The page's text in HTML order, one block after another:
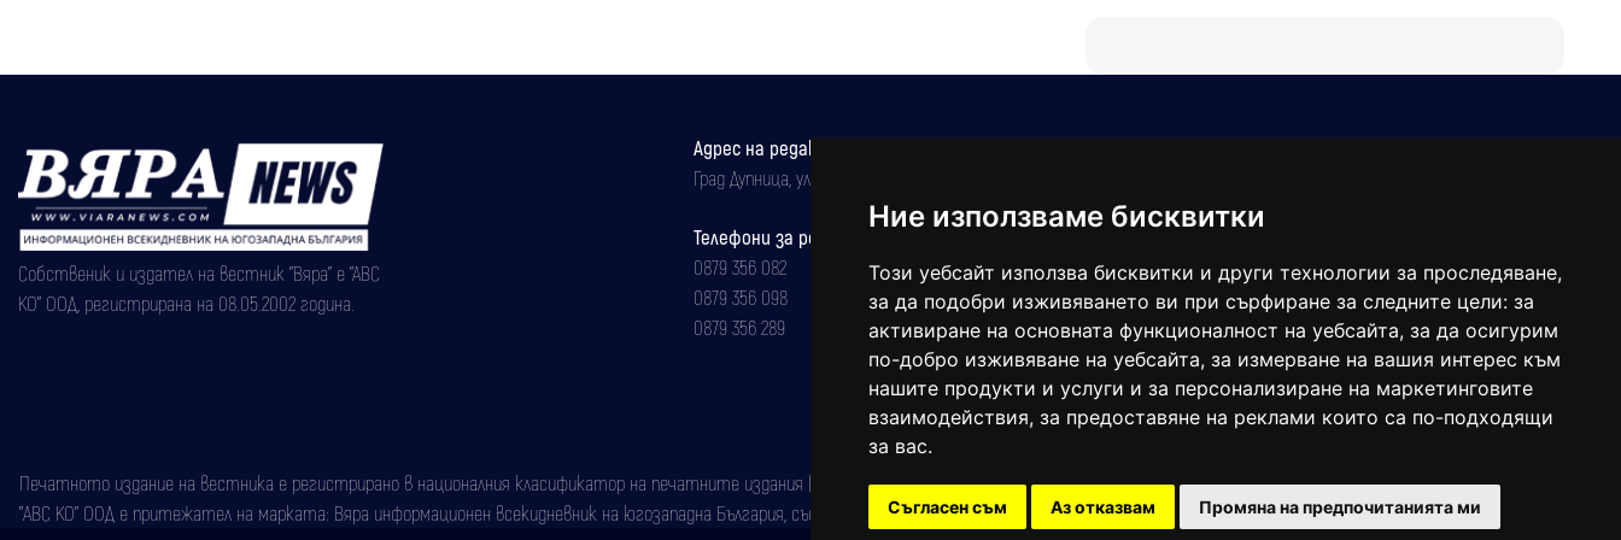
Ние използваме бисквитки
Този уебсайт използва бисквитки и други технологии за проследяване,
за да подобри изживяването ви при сърфиране за следните цели: за
активиране на основната функционалност на уебсайта, за да осигурим
по-добро изживяване на уебсайта, за измерване на вашия интерес към
нашите продукти и услуги и за персонализиране на маркетинговите
взаимодействия, за предоставяне на реклами които са по-подходящи
за вас.
Съгласен съм Аз отказвам Промяна на предпочитанията ми
Собственик и издател на вестник "Вяра" е "АВС
КО" ООД, регистрирана на 08.05.2002 година.
Адрес на редакцията
Град Дупница, ул.''Христо Ботев" 43
Телефони за реклама и абонаменти
0879 356 082
0879 356 098
0879 356 289
balgarkanews@gmail.com
Печатното издание на вестника е регистрирано в националния класификатор на печатните издания (Българска национална агенция за ISSN) под номер: ISSN 1312-4722.
"АВС КО" ООД е притежател на марката: Вяра информационен всекидневник на югозападна България, със свидетелство за марка рег. номер: 47857/11.05.2004 година.